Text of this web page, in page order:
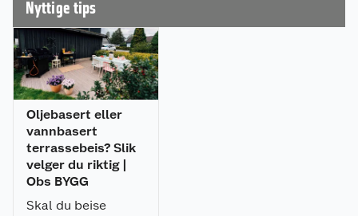
Nyttige tips
Oljebasert eller
vannbasert
terrassebeis? Slik
velger du riktig |
Obs BYGG
Skal du beise